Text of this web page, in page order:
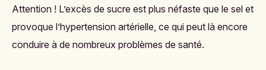
Attention ! L’excès de sucre est plus néfaste que le sel et
provoque l’hypertension artérielle, ce qui peut là encore
conduire à de nombreux problèmes de santé.